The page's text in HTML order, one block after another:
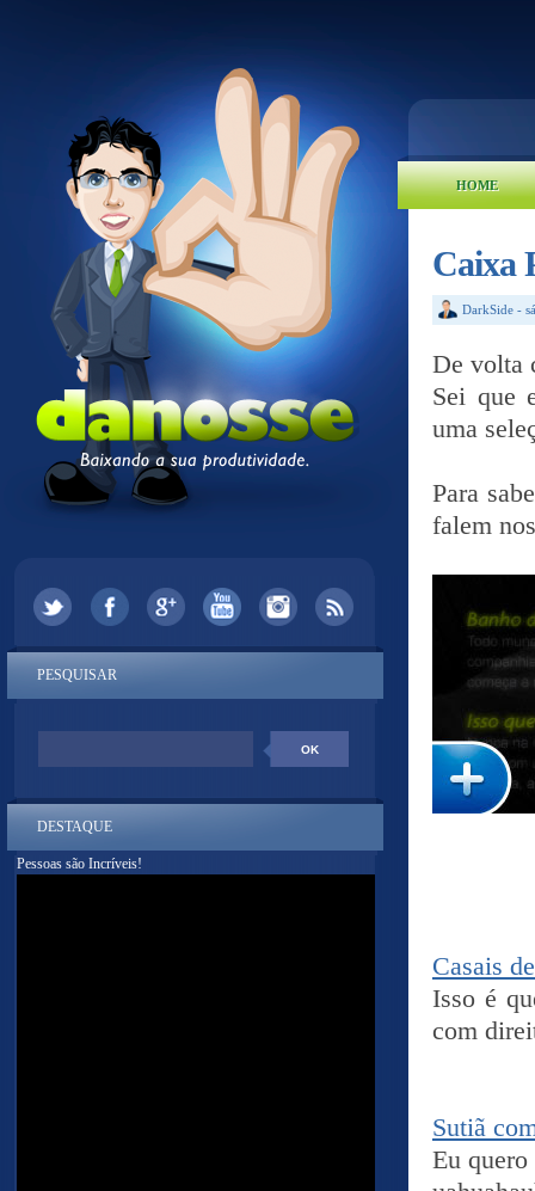
HOME
Caixa
DarkSide -
De volta
Sei que
uma
Para
falem
Casais
Isso é
com
Sutiã
Eu quero
PESQUISAR
DESTAQUE
Pessoas são Incríveis!